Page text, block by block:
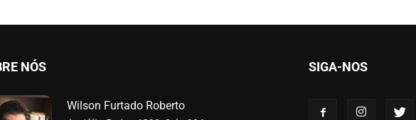
NÓS
Wilson Furtado Roberto
SIGA-NOS